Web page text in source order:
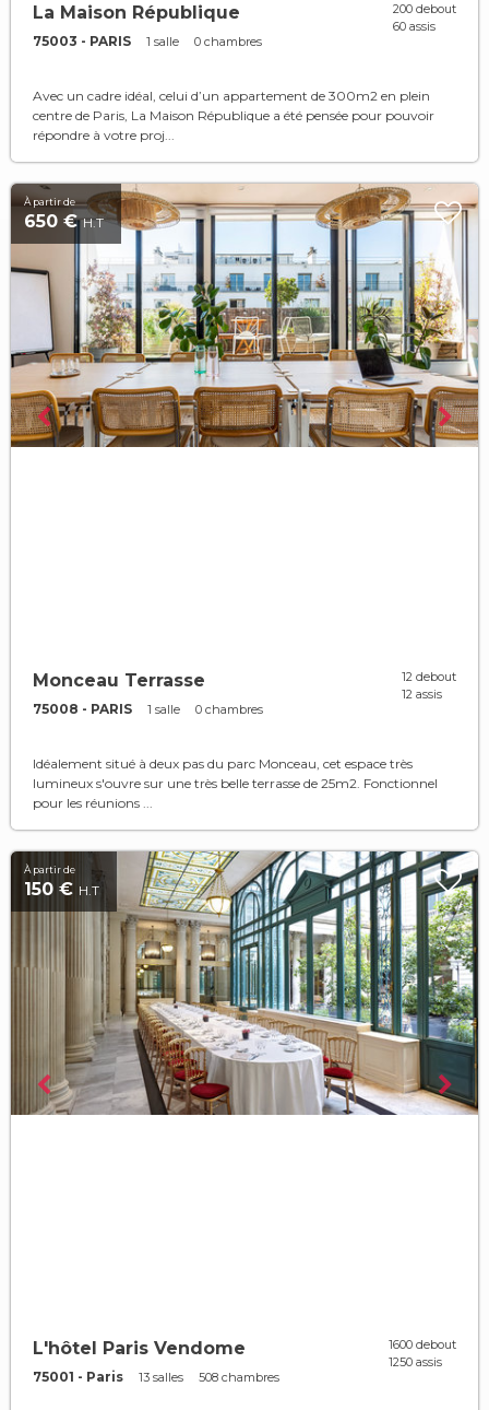
La Maison République
75003 - PARIS 1 salle 0 chambres
200 debout
60 assis
Avec un cadre idéal, celui d’un appartement de 300m2 en plein
centre de Paris, La Maison République a été pensée pour pouvoir
répondre à votre proj...
À partir de
650 €H.T
Monceau Terrasse
75008 - PARIS 1 salle 0 chambres
12 debout
12 assis
Idéalement situé à deux pas du parc Monceau, cet espace très
lumineux s'ouvre sur une très belle terrasse de 25m2. Fonctionnel
pour les réunions ...
À partir de
150 € H.T
L'hôtel Paris Vendome
75001 - Paris 13 salles 508 chambres
1600 debout
1250 assis